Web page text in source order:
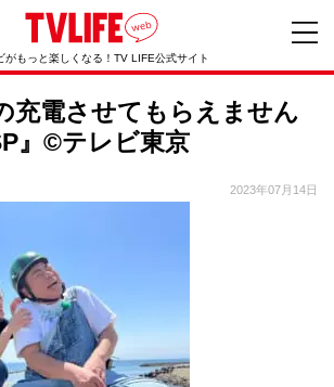
がもっと楽しくなる！TV LIFE公式サイト
充電させてもらえません
』©テレビ東京
2023年07月14日